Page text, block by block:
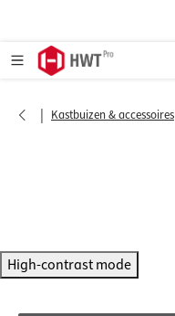
| Kastbuizen & accessoires
High-contrast mode